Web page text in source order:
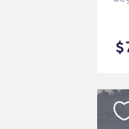
$